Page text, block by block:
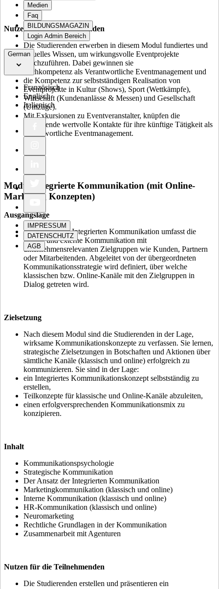
Nutzen für die Teilnehmenden
Die Studierenden erwerben in diesem Modul fundiertes und
aktuelles Wissen, um wirkungsvolle Eventprojekte
durchzuführen. Dabei gewinnen sie
Fachkompetenz als Verantwortliche Eventmanagement und
die Kompetenz zur selbstständigen Realisation von
Eventprojekte in Kultur (Shows), Sport (Wettkämpfe),
Wirtschaft (Kundenanlässe & Messen) und Gesellschaft
(Umzüge).
Mit Exkursionen zu Eventveranstalter, knüpfen die
Studierende wertvolle Kontakte für ihre künftige Tätigkeit als
Verantwortliche Eventmanagement.
Modul Integrierte Kommunikation (mit Online-
Marketing Konzepten)
Ausgangslage
Der Ansatz der Integrierten Kommunikation umfasst die
interne und externe Kommunikation mit
unternehmensrelevanten Zielgruppen wie Kunden, Partnern
oder Mitarbeitenden. Abgeleitet von der übergeordneten
Kommunikationsstrategie wird definiert, über welche
klassischen bzw. Online-Kanäle mit den Zielgruppen in
Dialog getreten wird.
Zielsetzung
Nach diesem Modul sind die Studierenden in der Lage,
wirksame Kommunikationskonzepte zu verfassen. Sie lernen,
strategische Zielsetzungen in Botschaften und Aktionen über
sämtliche Kanäle (klassisch und online) erfolgreich zu
kommunizieren. Sie sind in der Lage:
ein Integriertes Kommunikationskonzept selbstständig zu
erstellen,
Teilkonzepte für klassische und Online-Kanäle abzuleiten,
einen erfolgversprechenden Kommunikationsmix zu
konzipieren.
Inhalt
Kommunikationspsychologie
Strategische Kommunikation
Der Ansatz der Integrierten Kommunikation
Marketingkommunikation (klassisch und online)
Interne Kommunikation (klassisch und online)
HR-Kommunikation (klassisch und online)
Neuromarketing
Rechtliche Grundlagen in der Kommunikation
Zusammenarbeit mit Agenturen
Nutzen für die Teilnehmenden
Die Studierenden erstellen und präsentieren ein
Medien
Faq
BILDUNGSMAGAZIN
Login Admin Bereich
German
Französisch
Englisch
Italienisch
IMPRESSUM
DATENSCHUTZ
AGB